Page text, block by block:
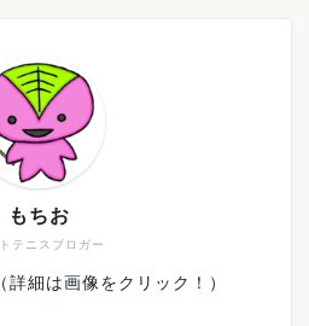
テニスブロガー
もちお
細は画像をクリック！）